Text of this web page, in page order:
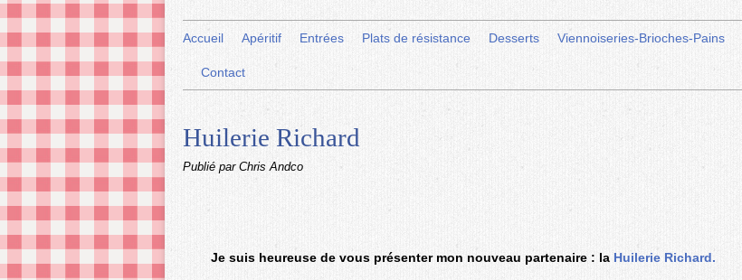
Accueil Apéritif Entrées Plats de résistance Desserts Viennoiseries-Brioches-Pains
Contact
Huilerie Richard
Publié par Chris Andco
Je suis heureuse de vous présenter mon nouveau partenaire : la Huilerie Richard.